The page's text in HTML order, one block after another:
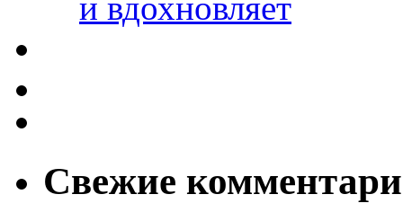
и вдохновляет
Свежие